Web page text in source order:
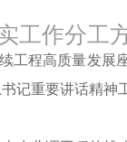
工作分工
工程高质量发展
记重要讲话精